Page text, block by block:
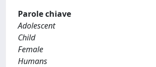
Parole chiave
Adolescent
Child
Female
Humans